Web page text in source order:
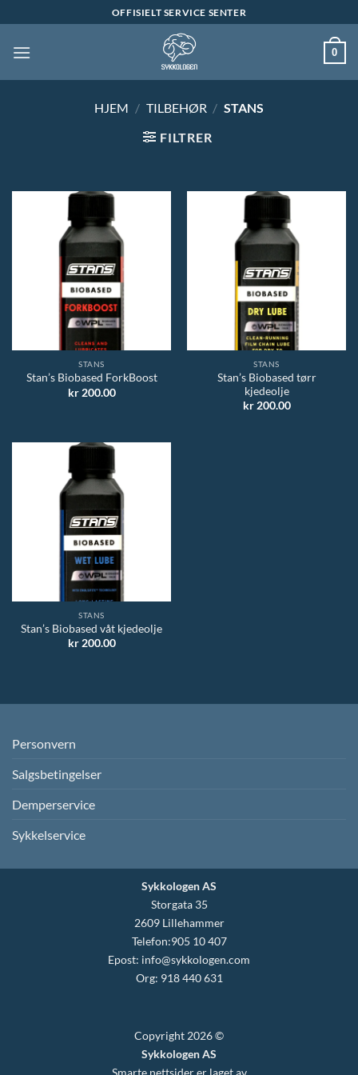
to
content
OFFISIELT SERVICE SENTER
0
HJEM / TILBEHØR / STANS
FILTRER
STANS
Stan’s Biobased ForkBoost
kr200.00
STANS
Stan’s Biobased tørr
kjedeolje
kr200.00
STANS
Stan’s Biobased våt kjedeolje
kr200.00
Personvern
Salgsbetingelser
Demperservice
Sykkelservice
Sykkologen AS
Storgata 35
2609 Lillehammer
Telefon:905 10 407
Epost: info@sykkologen.com
Org: 918 440 631
Copyright 2026 ©
Sykkologen AS
Smarte nettsider er laget av